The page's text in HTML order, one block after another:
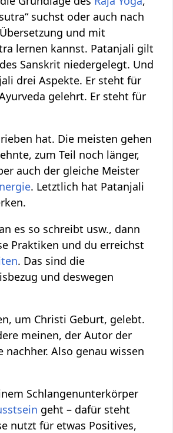
suchst oder auch nach
und mit
lernen kannst. Patanjali gilt
Sanskrit niedergelegt. Und
drei Aspekte. Er steht für
gelehrt. Er steht für
hat. Die meisten gehen
zum Teil noch länger,
auch der gleiche Meister
. Letztlich hat Patanjali
es so schreibt usw., dann
Praktiken und du erreichst
. Das sind die
und deswegen
um Christi Geburt, gelebt.
meinen, der Autor der
Also genau wissen
Schlangenunterkörper
geht – dafür steht
nutzt für etwas Positives,